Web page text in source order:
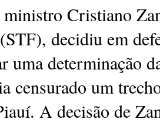
Cristiano
decidiu em
uma determinação
censurado um
A decisão de